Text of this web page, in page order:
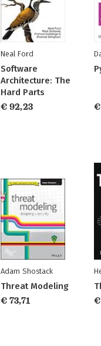
Neal Ford
Software
Architecture: The
Hard Parts
€ 92,23
€
Adam Shostack
Threat Modeling
€ 73,71